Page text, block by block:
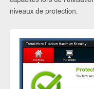
niveaux de protection.